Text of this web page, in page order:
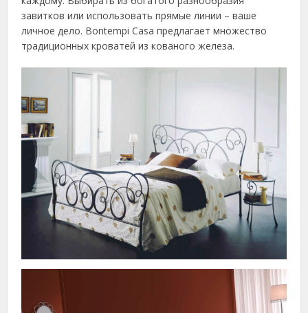
завитков или использовать прямые линии – ваше
личное дело. Bontempi Casa предлагает множество
традиционных кроватей из кованого железа.